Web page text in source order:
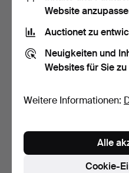
Teakfurnier, 1950er/60er
Beendet 16. Mai 2026
Website
Auctionet zu
Neuigkeiten und
Websites für Sie
Weitere Informationen:
Cookie-
Alle